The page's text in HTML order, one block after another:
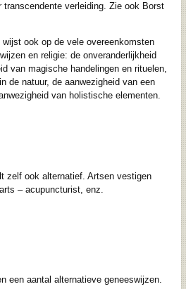
verleiding. Zie ook Borst
ook op de vele overeenkomsten
en religie: de onveranderlijkheid
van magische handelingen en rituelen,
de natuur, de aanwezigheid van een
van holistische elementen.
zelf ook alternatief. Artsen vestigen
– acupuncturist, enz.
een aantal alternatieve geneeswijzen.